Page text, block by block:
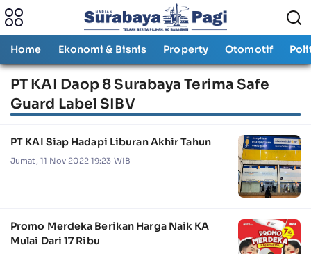
Home Ekonomi & Bisnis Property Otomotif
PT KAI Daop 8 Surabaya Terima Safe
Guard Label SIBV
PT KAI Siap Hadapi Liburan Akhir Tahun
Jumat, 11 Nov 2022 19:23 WIB
Promo Merdeka Berikan Harga Naik KA
Mulai Dari 17 Ribu